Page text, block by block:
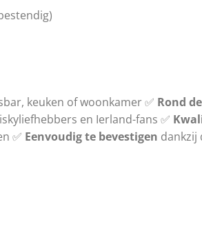
keuken of woonkamer ✅ Rond
en Ierland-fans ✅
✅ Eenvoudig te bevestigen dankzij